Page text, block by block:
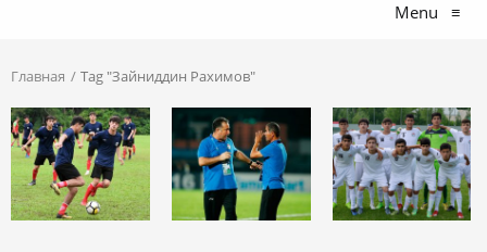
Menu ≡
Главная Tag "Зайниддин Рахимов"